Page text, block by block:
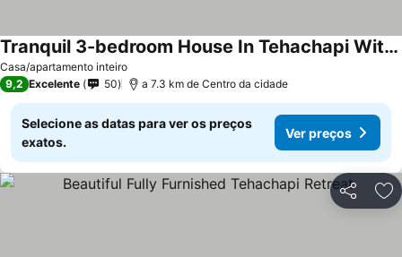
Casa/apartamento inteiro
Tranquil 3-bedroom House In Tehachapi With Stunning Views
Ver preços
9,2 Excelente 50 a 7.3 km de Centro da cidade
Selecione as datas para ver os preços
exatos.
Ver preços
Partilhar